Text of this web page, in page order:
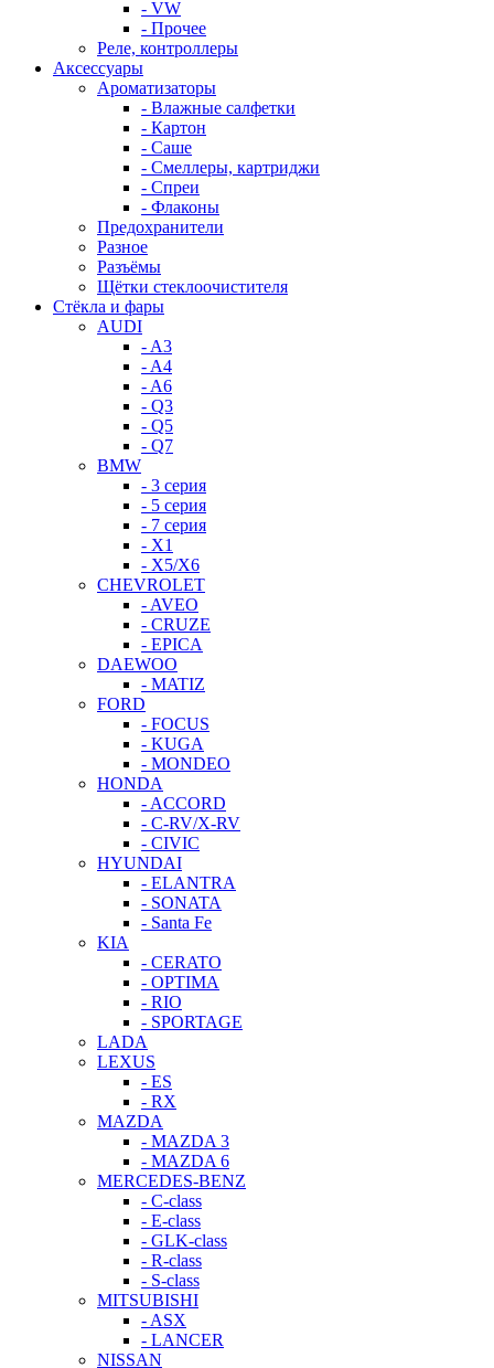
- VW
- Прочее
Реле, контроллеры
Аксессуары
Ароматизаторы
- Влажные салфетки
- Картон
- Саше
- Смеллеры, картриджи
- Спреи
- Флаконы
Предохранители
Разное
Разъёмы
Щётки стеклоочистителя
Стёкла и фары
AUDI
- A3
- A4
- A6
- Q3
- Q5
- Q7
BMW
- 3 серия
- 5 серия
- 7 серия
- X1
- X5/X6
CHEVROLET
- AVEO
- CRUZE
- EPICA
DAEWOO
- MATIZ
FORD
- FOCUS
- KUGA
- MONDEO
HONDA
- ACCORD
- C-RV/X-RV
- CIVIC
HYUNDAI
- ELANTRA
- SONATA
- Santa Fe
KIA
- CERATO
- OPTIMA
- RIO
- SPORTAGE
LADA
LEXUS
- ES
- RX
MAZDA
- MAZDA 3
- MAZDA 6
MERCEDES-BENZ
- C-class
- E-class
- GLK-class
- R-class
- S-class
MITSUBISHI
- ASX
- LANCER
NISSAN